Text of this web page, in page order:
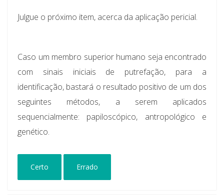
Julgue o próximo item, acerca da aplicação pericial.
Caso um membro superior humano seja encontrado
com sinais iniciais de putrefação, para a
identificação, bastará o resultado positivo de um dos
seguintes métodos, a serem aplicados
sequencialmente: papiloscópico, antropológico e
genético.
Certo Errado